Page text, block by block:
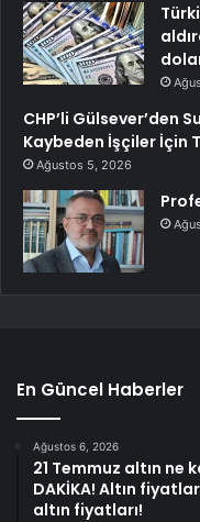
CHP’li Gülsever’den
Kaybeden İşçiler İçin
Ağustos 5, 2026
En Güncel Haberler
Ağustos 6, 2026
21 Temmuz altın ne
DAKİKA! Altın
altın fiyatları!